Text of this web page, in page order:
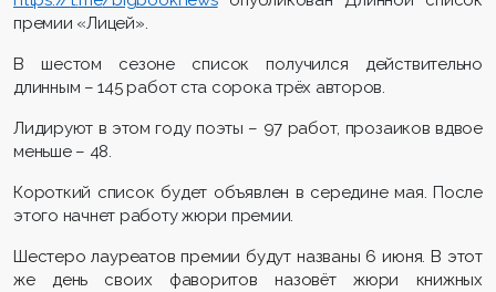
премии «Лицей».
В шестом сезоне список получился действительно
длинным – 145 работ ста сорока трёх авторов.
Лидируют в этом году поэты – 97 работ, прозаиков вдвое
меньше – 48.
Короткий список будет объявлен в середине мая. После
этого начнет работу жюри премии.
Шестеро лауреатов премии будут названы 6 июня. В этот
же день своих фаворитов назовёт жюри книжных